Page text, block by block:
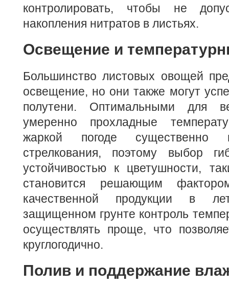
контролировать, чтобы не
накопления нитратов в листьях.
Освещение и
Большинство листовых овощей
освещение, но они также могут
полутени. Оптимальными для
умеренно прохладные
жаркой погоде существенно
стрелкования, поэтому выбор
устойчивостью к цветушности,
становится решающим
качественной продукции в
защищенном грунте контроль
осуществлять проще, что
круглогодично.
Полив и поддержание